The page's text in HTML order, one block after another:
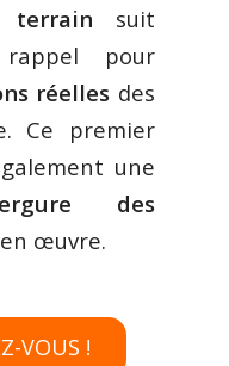
suit
pour
réelles des
Ce premier
une
des
œuvre.
VOUS !